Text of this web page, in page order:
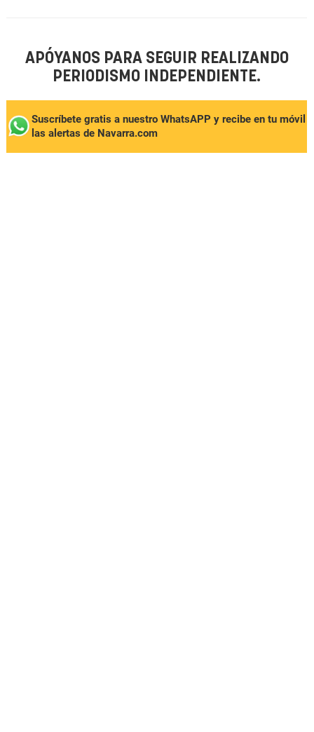
APÓYANOS PARA SEGUIR REALIZANDO
PERIODISMO INDEPENDIENTE.
Suscríbete gratis a nuestro WhatsAPP y recibe en tu móvil
las alertas de Navarra.com